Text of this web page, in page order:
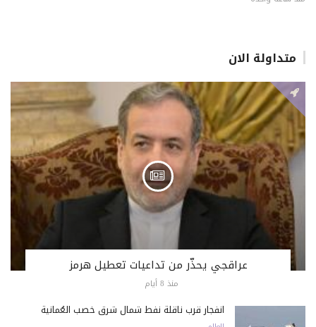
متداولة الان
عراقجي يحذّر من تداعيات تعطيل هرمز
منذ 8 أيام
انفجار قرب ناقلة نفط شمال شرق خصب العُمانية